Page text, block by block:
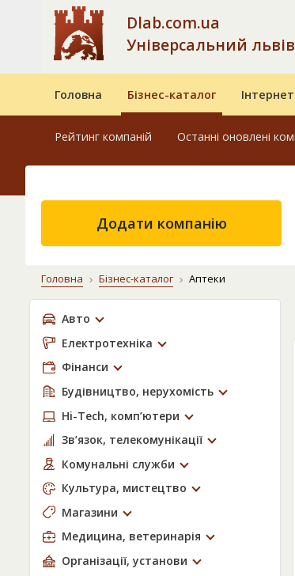
Dlab.com.ua
Універсальний
Головна Бізнес-каталог
Рейтинг компаній Останні оновлені
Додати компанію
Головна Бізнес-каталог Аптеки
Авто
Електротехніка
Фінанси
Будівництво, нерухомість
Hi-Tech, комп’ютери
Зв’язок, телекомунікації
Комунальні служби
Культура, мистецтво
Магазини
Медицина, ветеринарія
Організації, установи